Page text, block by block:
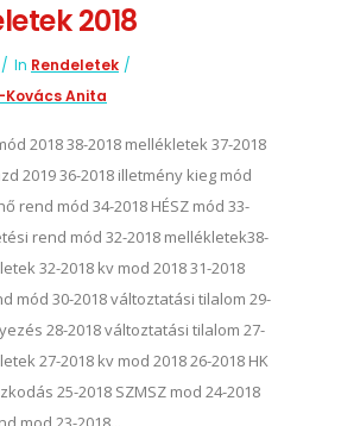
2018
In Rendeletek
Kovács Anita
2018 38-2018 mellékletek 37-2018
2019 36-2018 illetmény kieg mód
rend mód 34-2018 HÉSZ mód 33-
rend mód 32-2018 mellékletek38-
32-2018 kv mod 2018 31-2018
mód 30-2018 változtatási tilalom 29-
28-2018 változtatási tilalom 27-
27-2018 kv mod 2018 26-2018 HK
25-2018 SZMSZ mod 24-2018